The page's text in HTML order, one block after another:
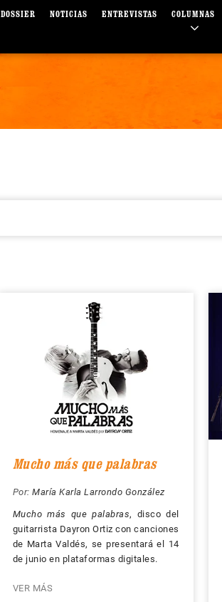
DOSSIER NOTICIAS ENTREVISTAS COLUMNAS
Mucho más que palabras
Por: María Karla Larrondo González
Mucho más que palabras, disco del
guitarrista Dayron Ortiz con canciones
de Marta Valdés, se presentará el 14
de junio en plataformas digitales.
VER MÁS